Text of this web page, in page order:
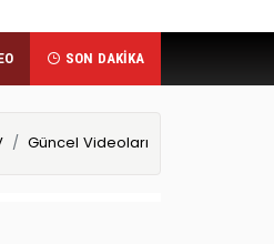
SON DAKİKA
Güncel Videoları